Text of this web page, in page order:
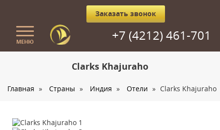
Заказать звонок
МЕНЮ +7 (4212) 461-701
Страны
Туристам
Clarks Khajuraho
Главная » Страны » Индия » Отели » Clarks Khajuraho